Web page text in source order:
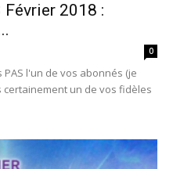
2018 :
0
l'un de vos abonnés (je
un de vos fidèles